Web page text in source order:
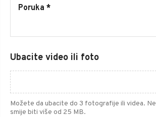
Ubacite video ili foto
Možete da ubacite do 3 fotografije ili videa. Ne
smije biti više od 25 MB.